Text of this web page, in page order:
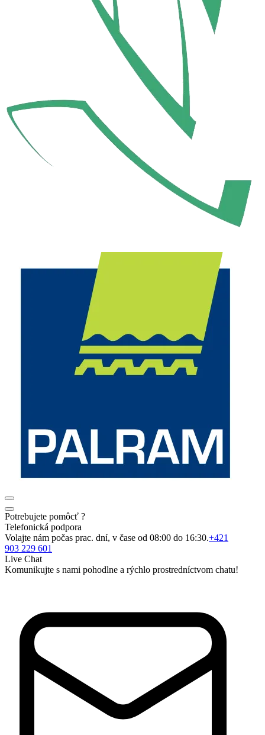
Potrebujete pomôcť ?
Telefonická podpora
Volajte nám počas prac. dní, v čase od 08:00 do 16:30.+421
903 229 601
Live Chat
Komunikujte s nami pohodlne a rýchlo prostredníctvom chatu!